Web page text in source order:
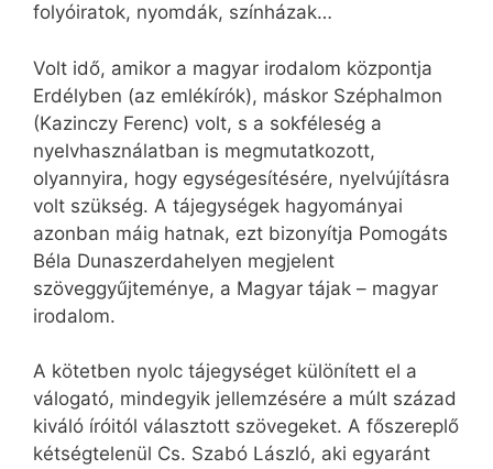
folyóiratok, nyomdák, színházak…
Volt idő, amikor a magyar irodalom központja
Erdélyben (az emlékírók), máskor Széphalmon
(Kazinczy Ferenc) volt, s a sokféleség a
nyelvhasználatban is megmutatkozott,
olyannyira, hogy egységesítésére, nyelvújításra
volt szükség. A tájegységek hagyományai
azonban máig hatnak, ezt bizonyítja Pomogáts
Béla Dunaszerdahelyen megjelent
szöveggyűjteménye, a Magyar tájak – magyar
irodalom.
A kötetben nyolc tájegységet különített el a
válogató, mindegyik jellemzésére a múlt század
kiváló íróitól választott szövegeket. A főszereplő
kétségtelenül Cs. Szabó László, aki egyaránt